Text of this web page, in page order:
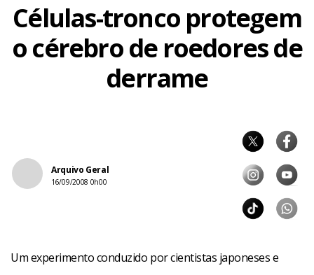
Células-tronco protegem
o cérebro de roedores de
derrame
Arquivo Geral
16/09/2008 0h00
Um experimento conduzido por cientistas japoneses e